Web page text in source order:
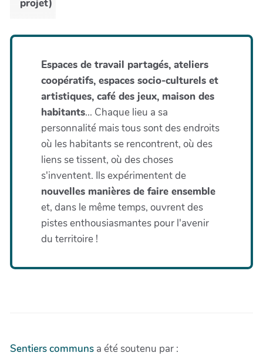
projet)
Espaces de travail partagés, ateliers
coopératifs, espaces socio-culturels et
artistiques, café des jeux, maison des
habitants... Chaque lieu a sa
personnalité mais tous sont des endroits
où les habitants se rencontrent, où des
liens se tissent, où des choses
s'inventent. Ils expérimentent de
nouvelles manières de faire ensemble
et, dans le même temps, ouvrent des
pistes enthousiasmantes pour l'avenir
du territoire !
Sentiers communs a été soutenu par :